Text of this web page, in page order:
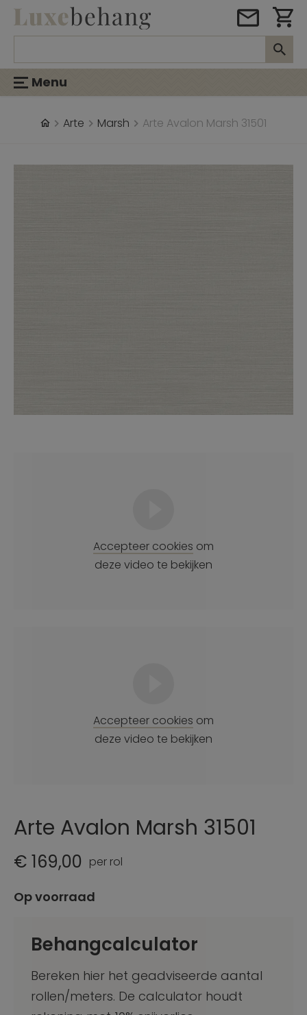
Menu
Arte Marsh Arte Avalon Marsh 31501
Accepteer cookies om
deze video te bekijken
Accepteer cookies om
deze video te bekijken
Arte Avalon Marsh 31501
€ 169,00 per rol
Op voorraad
Behangcalculator
Bereken hier het geadviseerde aantal
rollen/meters. De calculator houdt